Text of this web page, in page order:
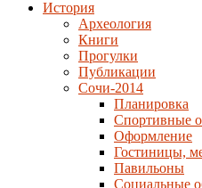
История
Археология
Книги
Прогулки
Публикации
Сочи-2014
Планировка
Спортивные
Оформление
Гостиницы,
Павильоны
Социальные